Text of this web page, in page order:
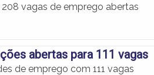
vagas de emprego abertas
abertas para 111 vagas
de emprego com 111 vagas